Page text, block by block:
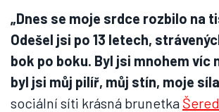
„Dnes se moje srdce rozbilo na
Odešel jsi po 13 letech,
bok po boku. Byl jsi mnohem víc
byl jsi můj pilíř, můj stín, moje
sociální síti krásná brunetka